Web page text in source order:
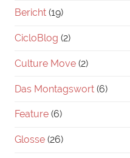
Bericht (19)
CicloBlog (2)
Culture Move (2)
Das Montagswort (6)
Feature (6)
Glosse (26)